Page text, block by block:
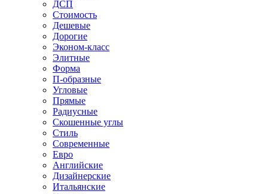
ДСП
Стоимость
Дешевые
Дорогие
Эконом-класс
Элитные
Форма
П-образные
Угловые
Прямые
Радиусные
Скошенные углы
Стиль
Современные
Евро
Английские
Дизайнерские
Итальянские